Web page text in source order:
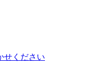
せください